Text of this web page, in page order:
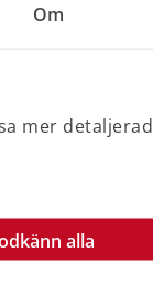
Om
mer detaljerad
alla